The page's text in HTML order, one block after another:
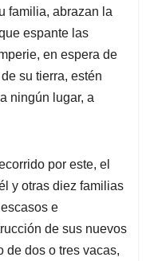
familia, abrazan la
espante las
en espera de
su tierra, estén
ningún lugar, a
por este, el
y otras diez familias
e
de sus nuevos
de dos o tres vacas,